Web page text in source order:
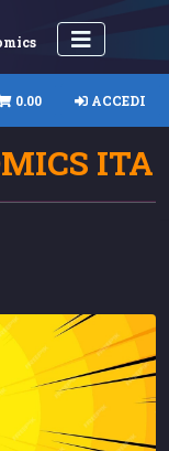
0.00 ACCEDI
ITA